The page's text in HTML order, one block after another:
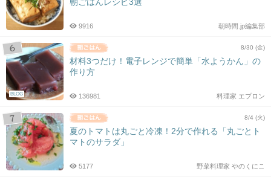
朝ごはんレシピ3選
朝時間.jp編集部
9916
BLOG
8/30 (金)
材料3つだけ！電子レンジで簡単「水ようかん」の
作り方
料理家 エプロン
136981
8/4 (火)
夏のトマトは丸ごと冷凍！2分で作れる「丸ごとト
マトのサラダ」
野菜料理家 やのくにこ
5177